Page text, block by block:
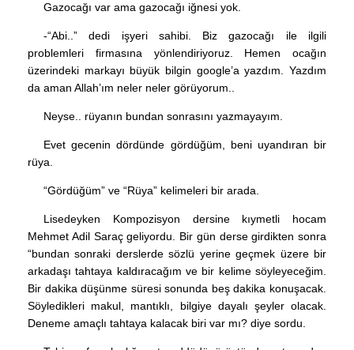
Gazocağı var ama gazocağı iğnesi yok.
-“Abi..” dedi işyeri sahibi. Biz gazocağı ile ilgili
problemleri firmasına yönlendiriyoruz. Hemen ocağın
üzerindeki markayı büyük bilgin google’a yazdım. Yazdım
da aman Allah’ım neler neler görüyorum..
Neyse.. rüyanın bundan sonrasını yazmayayım.
Evet gecenin dördünde gördüğüm, beni uyandıran bir
rüya.
“Gördüğüm” ve “Rüya” kelimeleri bir arada.
Lisedeyken Kompozisyon dersine kıymetli hocam
Mehmet Adil Saraç geliyordu. Bir gün derse girdikten sonra
“bundan sonraki derslerde sözlü yerine geçmek üzere bir
arkadaşı tahtaya kaldıracağım ve bir kelime söyleyeceğim.
Bir dakika düşünme süresi sonunda beş dakika konuşacak.
Söyledikleri makul, mantıklı, bilgiye dayalı şeyler olacak.
Deneme amaçlı tahtaya kalacak biri var mı? diye sordu.